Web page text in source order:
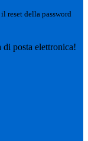
reset della password
posta elettronica!